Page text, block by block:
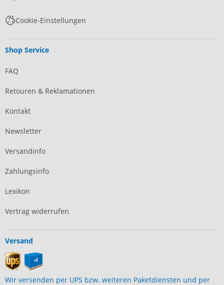
Cookie-Einstellungen
Shop Service
FAQ
Retouren & Reklamationen
Kontakt
Newsletter
Versandinfo
Zahlungsinfo
Lexikon
Vertrag widerrufen
Versand
Wir versenden per UPS bzw. weiteren Paketdiensten und per